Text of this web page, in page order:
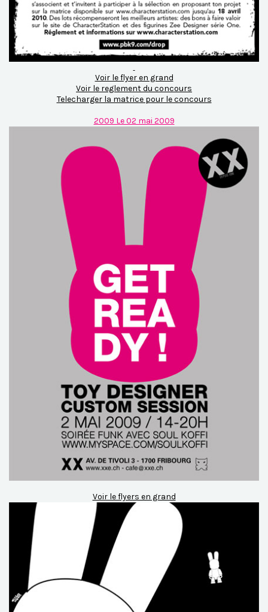
Voir le flyer en grand
Voir le reglement du concours
Telecharger la matrice pour le concours
2009 Le 02 mai 2009
Voir le flyers en grand